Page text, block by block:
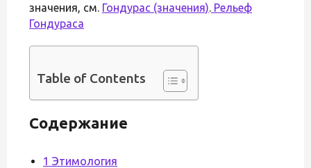
значения, см. Гондурас (значения). Рельеф
Гондураса
Table of Contents
Содержание
1 Этимология